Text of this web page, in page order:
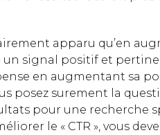
apparu qu’en
un signal positif et
en augmentant sa
posez surement la
pour une recherche
le « CTR », vous